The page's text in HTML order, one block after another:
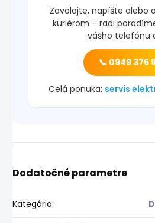
Zavolajte, napíšte alebo
kuriérom – radi
vášho telefónu
📞 0949 376
Celá ponuka: servis
Dodatočné parametre
Kategória: